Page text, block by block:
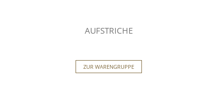
AUFSTRICHE
ZUR WARENGRUPPE